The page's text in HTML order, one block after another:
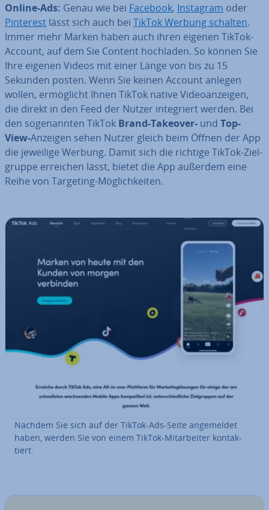
Online-Ads: Genau wie bei Facebook, Instagram oder
Pinterest lässt sich auch bei TikTok Werbung schalten.
Immer mehr Marken haben auch ihren eigenen TikTok-
Account, auf dem Sie Content hochladen. So können Sie
Ihre eigenen Videos mit einer Länge von bis zu 15
Sekunden posten. Wenn Sie keinen Account anlegen
wollen, er­mög­licht Ihnen TikTok native Vi­deo­an­zei­gen,
die direkt in den Feed der Nutzer in­te­griert werden. Bei
den so­ge­nann­ten TikTok Brand-Takeover- und Top-
View-Anzeigen sehen Nutzer gleich beim Öffnen der App
die jeweilige Werbung. Damit sich die richtige TikTok-Ziel­
grup­pe erreichen lässt, bietet die App außerdem eine
Reihe von Targeting-Mög­lich­kei­ten.
Nachdem Sie sich auf der TikTok-Ads-Seite an­ge­mel­det
haben, werden Sie von einem TikTok-Mit­ar­bei­ter kon­tak­
tiert.